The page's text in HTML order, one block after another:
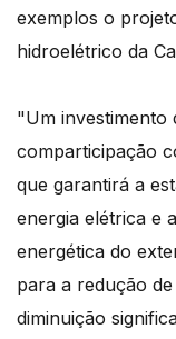
exemplos o
hidroelétrico da
"Um investimento
comparticipação
que garantirá a
energia elétrica e
energética do
para a redução
diminuição